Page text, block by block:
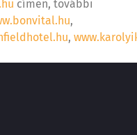
címen, további
,
,